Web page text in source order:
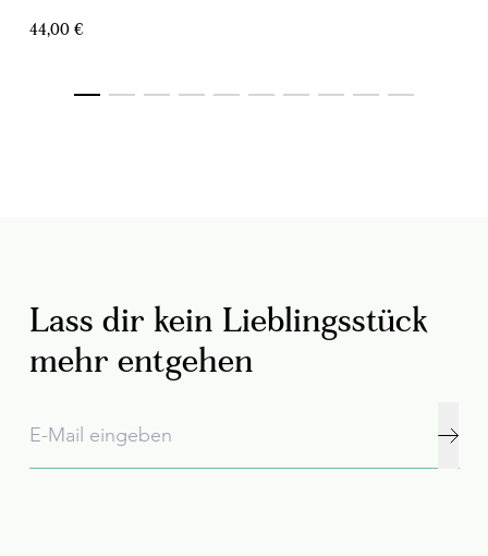
44,00 €
Lass dir kein Lieblingsstück
mehr entgehen